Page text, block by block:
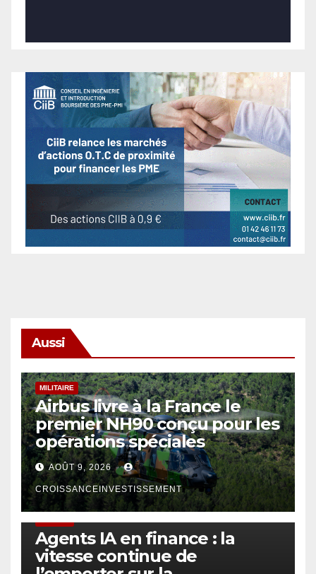
Aussi
MILITAIRE
Airbus livre à la France le
premier NH90 conçu pour les
opérations spéciales
AOÛT 9, 2026
CROISSANCEINVESTISSEMENT
Agents IA en finance : la
vitesse continue de